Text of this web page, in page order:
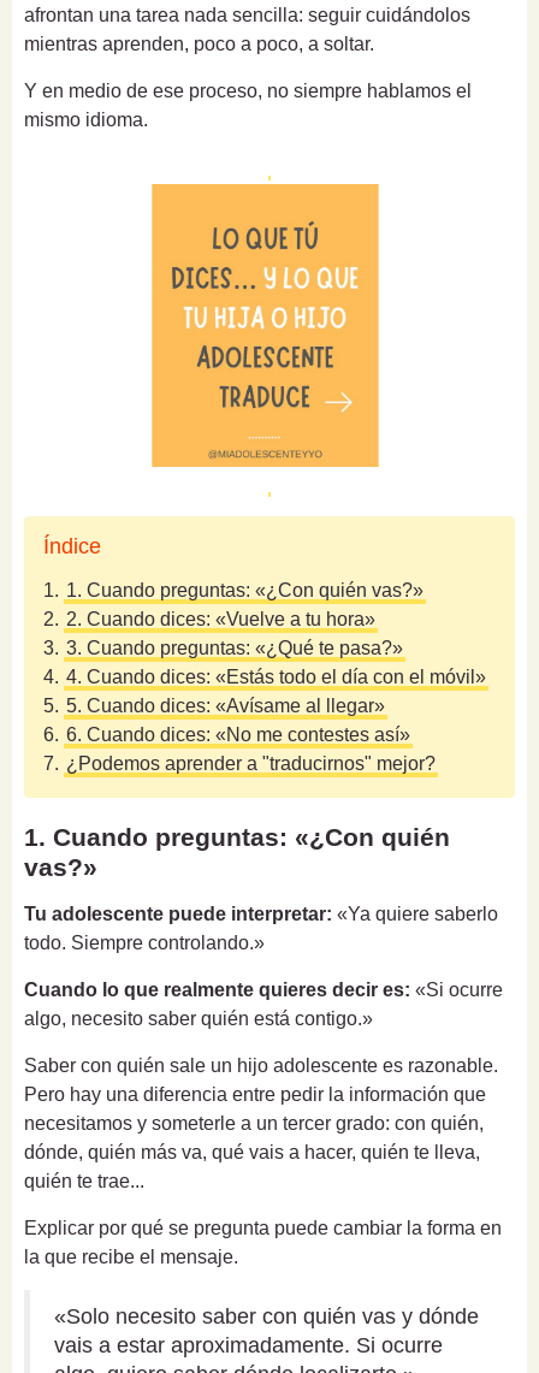
afrontan una tarea nada sencilla: seguir cuidándolos
mientras aprenden, poco a poco, a soltar.
Y en medio de ese proceso, no siempre hablamos el
mismo idioma.
Índice
1. 1. Cuando preguntas: «¿Con quién vas?»
2. 2. Cuando dices: «Vuelve a tu hora»
3. 3. Cuando preguntas: «¿Qué te pasa?»
4. 4. Cuando dices: «Estás todo el día con el móvil»
5. 5. Cuando dices: «Avísame al llegar»
6. 6. Cuando dices: «No me contestes así»
7. ¿Podemos aprender a "traducirnos" mejor?
1. Cuando preguntas: «¿Con quién
vas?»
Tu adolescente puede interpretar: «Ya quiere saberlo
todo. Siempre controlando.»
Cuando lo que realmente quieres decir es: «Si ocurre
algo, necesito saber quién está contigo.»
Saber con quién sale un hijo adolescente es razonable.
Pero hay una diferencia entre pedir la información que
necesitamos y someterle a un tercer grado: con quién,
dónde, quién más va, qué vais a hacer, quién te lleva,
quién te trae...
Explicar por qué se pregunta puede cambiar la forma en
la que recibe el mensaje.
«Solo necesito saber con quién vas y dónde
vais a estar aproximadamente. Si ocurre